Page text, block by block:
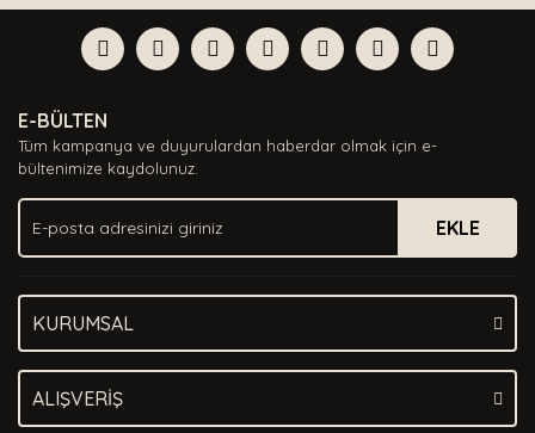
Yorum Yaz
formunu kullanarak tarafımıza iletebilirsiniz.
Görüş ve önerileriniz için teşekkür ederiz.
Ürün açıklamasında eksik bilgiler bulunuyor.
Ürün bilgilerinde hatalar bulunuyor.
Ürün fiyatı diğer sitelerden daha pahalı.
Bu ürüne benzer farklı alternatifler olmalı.
E-BÜLTEN
Tüm kampanya ve duyurulardan haberdar olmak için e-
bültenimize kaydolunuz.
EKLE
KURUMSAL
ALIŞVERİŞ